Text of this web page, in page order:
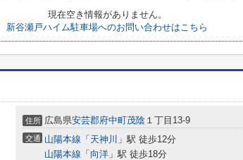
現在空き情報がありません。
新谷瀬戸ハイム駐車場へのお問い合わせはこちら
住所 広島県安芸郡府中町茂陰 １丁目13-9
交通 山陽本線 「 天神川 」駅 徒歩12分
山陽本線 「 向洋 」駅 徒歩18分